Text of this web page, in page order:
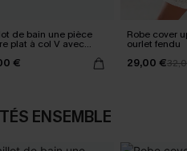
de bain une pièce
plat à col V avec
power
€
Robe cover
ourlet fendu
29,00 €
ENSEMBLE